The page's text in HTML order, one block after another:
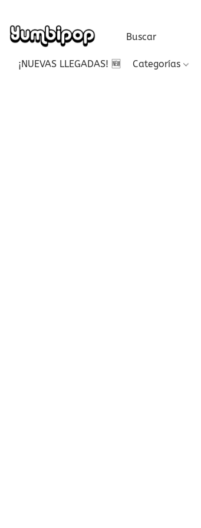
¡NUEVAS LLEGADAS! 🆕 Categorías